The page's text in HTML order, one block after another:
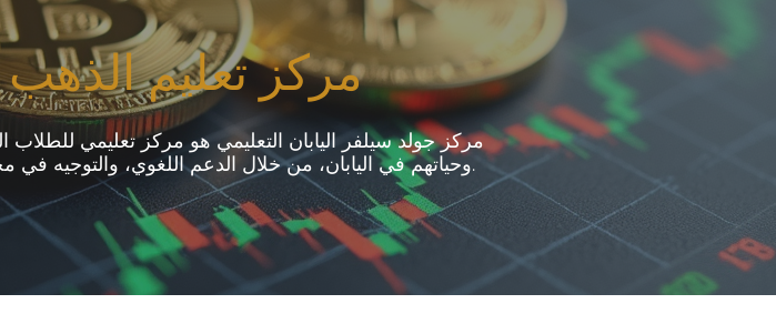
مركز تعليم الذهب
مركز جولد سيلفر اليابان التعليمي هو مركز تعليمي للطلاب
وحياتهم في اليابان، من خلال الدعم اللغوي، والتوجيه في مجال التعليم الإضافي، والمساعدة في التكيف الثقافي.